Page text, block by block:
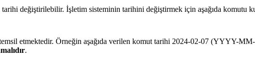
değiştirilebilir. İşletim sisteminin tarihini değiştirmek için aşağıda komutu
etmektedir. Örneğin aşağıda verilen komut tarihi 2024-02-07 (YYYY-
.